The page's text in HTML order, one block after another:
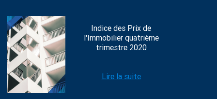
Indice des Prix de
l'Immobilier quatrième
trimestre 2020
Lire la suite